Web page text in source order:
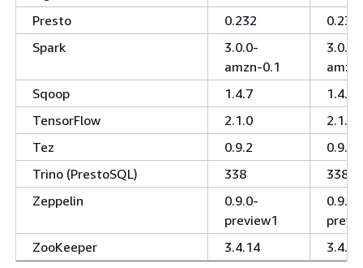
Presto
0.232
0.232
Spark
3.0.0-
amzn-0.1
3.0.0-
Sqoop
1.4.7
1.4.7
TensorFlow
2.1.0
2.1.0
Tez
0.9.2
0.9.2
Trino (PrestoSQL)
338
338
Zeppelin
0.9.0-
preview1
0.9.0-
ZooKeeper
3.4.14 3.4.14